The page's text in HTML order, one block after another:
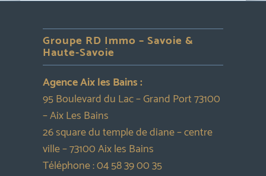
Groupe RD Immo – Savoie &
Haute-Savoie
Agence Aix les Bains :
95 Boulevard du Lac – Grand Port 73100
– Aix Les Bains
26 square du temple de diane – centre
ville – 73100 Aix les Bains
Téléphone :04 58 39 00 35